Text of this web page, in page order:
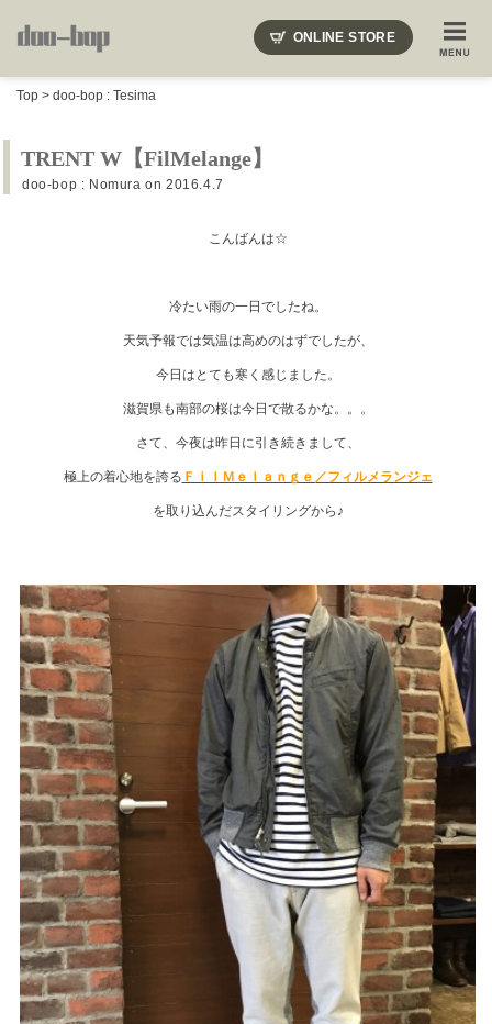
ONLINE STORE
Top > doo-bop : Tesima
TRENT W【FilMelange】
doo-bop : Nomura on 2016.4.7
こんばんは☆
冷たい雨の一日でしたね。
天気予報では気温は高めのはずでしたが、
今日はとても寒く感じました。
滋賀県も南部の桜は今日で散るかな。。。
さて、今夜は昨日に引き続きまして、
極上の着心地を誇る ＦｉｌＭｅｌａｎｇｅ／フィルメランジェ
を取り込んだスタイリングから♪